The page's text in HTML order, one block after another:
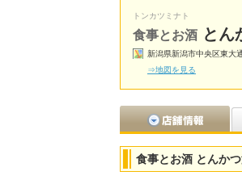
トンカツミナト
食事とお酒 とん
新潟県新潟市中央区東大
⇒地図を見る
食事とお酒 とんか